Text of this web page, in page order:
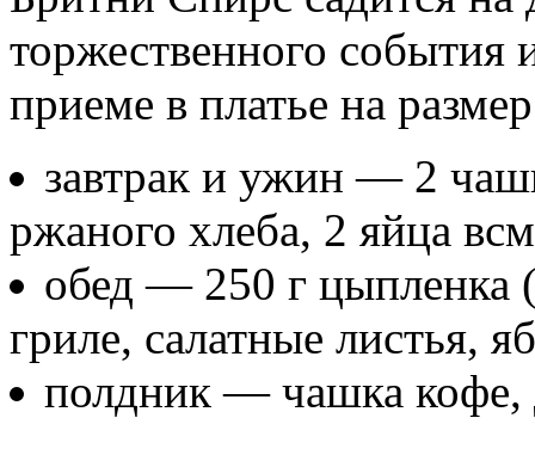
торжественного события
приеме в платье на
завтрак и ужин — 2
ржаного хлеба, 2 яйца
обед — 250 г цыпленка
гриле, салатные листья,
полдник — чашка кофе,